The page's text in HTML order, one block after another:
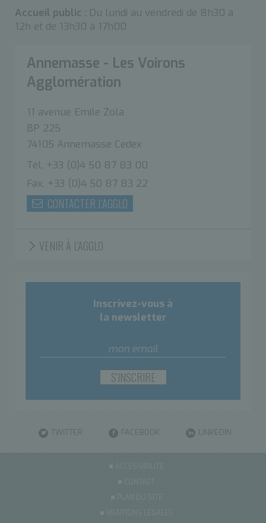
Accueil public : Du lundi au vendredi de 8h30 à
12h et de 13h30 à 17h00
Annemasse - Les Voirons
Agglomération
11 avenue Emile Zola
BP 225
74105 Annemasse Cedex
Tél. +33 (0)4 50 87 83 00
Fax. +33 (0)4 50 87 83 22
CONTACTER L'AGGLO
VENIR À L'AGGLO
Inscrivez-vous à
la newsletter
TWITTER FACEBOOK LINKEDIN
ACCESSIBILITÉ
CONTACT
PLAN DU SITE
MENTIONS LÉGALES